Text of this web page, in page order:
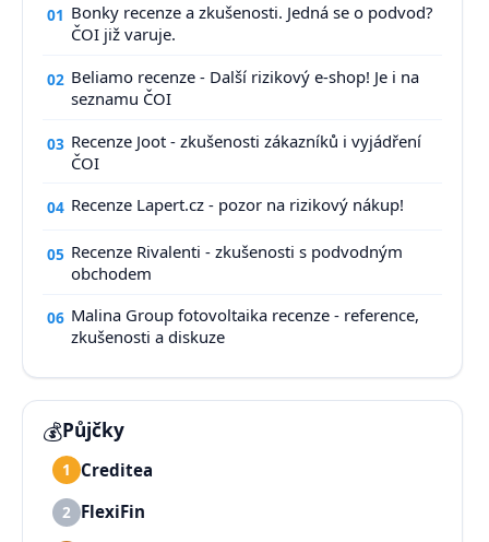
01 Bonky recenze a zkušenosti. Jedná se o podvod?
ČOI již varuje.
02 Beliamo recenze - Další rizikový e-shop! Je i na
seznamu ČOI
03 Recenze Joot - zkušenosti zákazníků i vyjádření
ČOI
04 Recenze Lapert.cz - pozor na rizikový nákup!
05 Recenze Rivalenti - zkušenosti s podvodným
obchodem
06 Malina Group fotovoltaika recenze - reference,
zkušenosti a diskuze
💰Půjčky
1 Creditea
2 FlexiFin